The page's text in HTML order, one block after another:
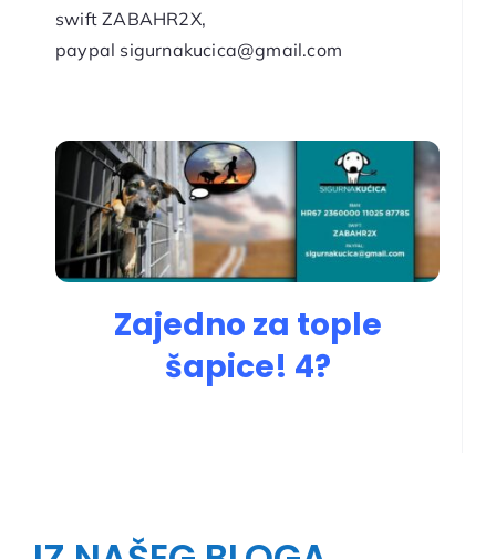
swift ZABAHR2X,
paypal sigurnakucica@gmail.com
Zajedno za tople
šapice! 4?